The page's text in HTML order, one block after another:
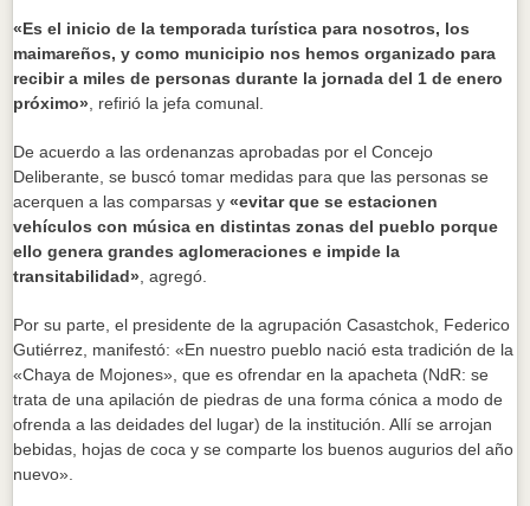
«Es el inicio de la temporada turística para nosotros, los
maimareños, y como municipio nos hemos organizado para
recibir a miles de personas durante la jornada del 1 de enero
próximo» , refirió la jefa comunal.
De acuerdo a las ordenanzas aprobadas por el Concejo
Deliberante, se buscó tomar medidas para que las personas se
acerquen a las comparsas y «evitar que se estacionen
vehículos con música en distintas zonas del pueblo porque
ello genera grandes aglomeraciones e impide la
transitabilidad» , agregó.
Por su parte, el presidente de la agrupación Casastchok, Federico
Gutiérrez, manifestó: «En nuestro pueblo nació esta tradición de la
«Chaya de Mojones», que es ofrendar en la apacheta (NdR: se
trata de una apilación de piedras de una forma cónica a modo de
ofrenda a las deidades del lugar) de la institución. Allí se arrojan
bebidas, hojas de coca y se comparte los buenos augurios del año
nuevo».